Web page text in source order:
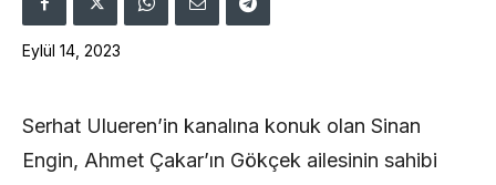
Eylül 14, 2023
Serhat Ulueren’in kanalına konuk olan Sinan
Engin, Ahmet Çakar’ın Gökçek ailesinin sahibi